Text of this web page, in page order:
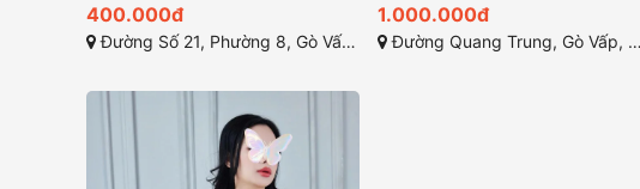
400.000đ
Đường Số 21, Phường 8, Gò Vấp, Hồ Chí Minh
1.000.000đ
Đường Quang Trung, Gò Vấp, Thành phố Hồ Chí Minh